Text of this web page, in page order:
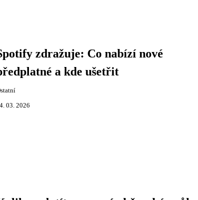
zdražuje: Co nabízí nové
a kde ušetřit
03. 2026